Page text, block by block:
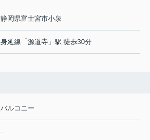
静岡県富士宮市小泉
身延線 「源道寺 」駅 徒歩30分
バルコニー
-